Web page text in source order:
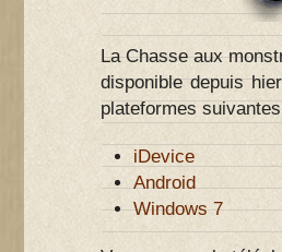
La Chasse aux
disponible depuis
plateformes
iDevice
Android
Windows 7